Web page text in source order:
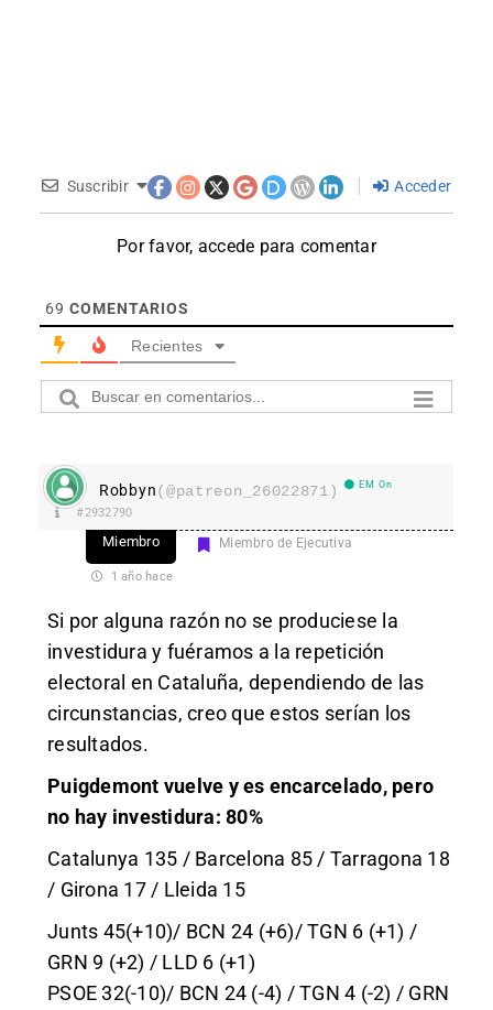
Suscribir Acceder
Por favor, accede para comentar
69 COMENTARIOS
Recientes
Robbyn(@patreon_26022871) EM On
#2932790
Miembro Miembro de Ejecutiva
1 año hace
Si por alguna razón no se produciese la
investidura y fuéramos a la repetición
electoral en Cataluña, dependiendo de las
circunstancias, creo que estos serían los
resultados.
Puigdemont vuelve y es encarcelado, pero
no hay investidura: 80%
Catalunya 135 / Barcelona 85 / Tarragona 18
/ Girona 17 / Lleida 15
Junts 45(+10)/ BCN 24 (+6)/ TGN 6 (+1) /
GRN 9 (+2) / LLD 6 (+1)
PSOE 32(-10)/ BCN 24 (-4) / TGN 4 (-2) / GRN